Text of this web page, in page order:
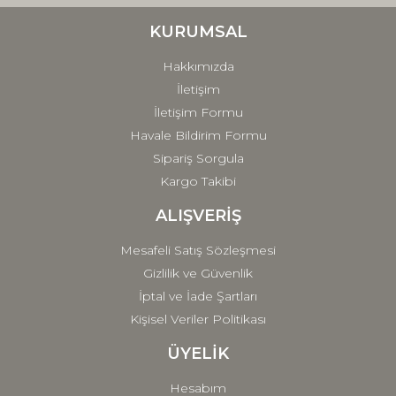
Ürün fiyatı diğer sitelerden daha pahalı.
Gönder
KURUMSAL
Hakkımızda
İletişim
İletişim Formu
Havale Bildirim Formu
Sipariş Sorgula
Kargo Takibi
ALIŞVERİŞ
Mesafeli Satış Sözleşmesi
Gizlilik ve Güvenlik
İptal ve İade Şartları
Kişisel Veriler Politikası
ÜYELİK
Hesabım